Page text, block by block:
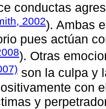
conductas
2002). Ambas
pues actúan
). Otras
son la culpa y
con
y